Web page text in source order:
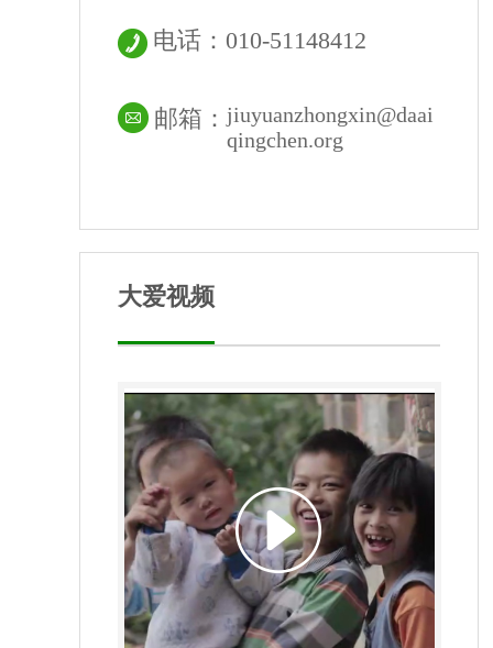
电话：010-51148412
邮箱：jiuyuanzhongxin@daai
qingchen.org
大爱视频